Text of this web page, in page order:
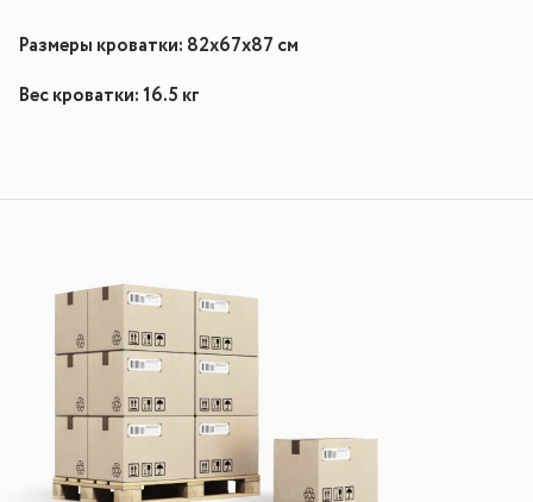
Размеры кроватки: 82х67х87 см
Вес кроватки: 16.5 кг